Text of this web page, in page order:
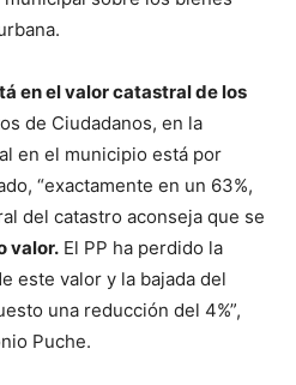
en el valor catastral de los
de Ciudadanos, en la
en el municipio está por
“exactamente en un 63%,
del catastro aconseja que se
valor. El PP ha perdido la
este valor y la bajada del
una reducción del 4%”,
Puche.